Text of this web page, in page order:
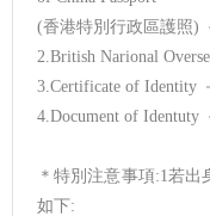
(香港特別行政區護照)
2.British Narional
3.Certificate of Identity
4.Document of Identuty
＊特別注意事項:1若
如下: